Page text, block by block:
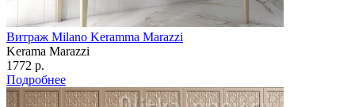
Витраж Milano Keramma Marazzi
Kerama Marazzi
1772 р.
Подробнее